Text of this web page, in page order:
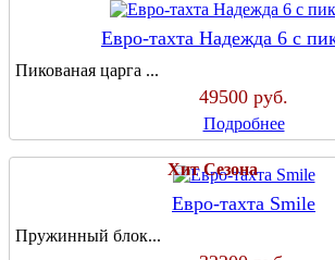
Евро-тахта Надежда 6 с
Пикованая царга ...
49500 руб.
Подробнее
Хит Сезона
Евро-тахта Smile
Пружинный блок...